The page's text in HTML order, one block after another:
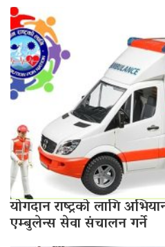
योगदान राष्ट्रको लागि
एम्बुलेन्स सेवा संचालन गर्ने